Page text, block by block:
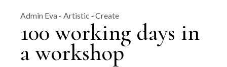
Admin Eva Artistic Create
100 working days in
a workshop